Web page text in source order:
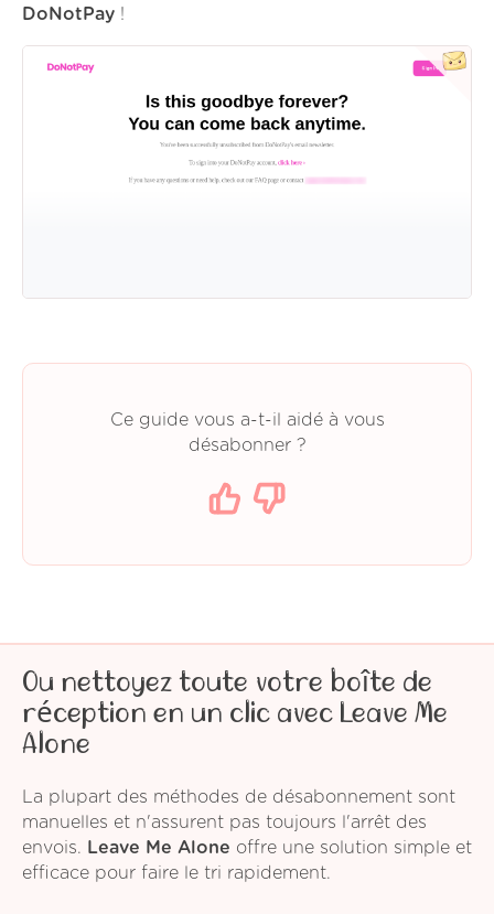
DoNotPay !
Ce guide vous a-t-il aidé à vous
désabonner ?
Ou nettoyez toute votre boîte de
réception en un clic avec Leave Me
Alone
La plupart des méthodes de désabonnement sont
manuelles et n'assurent pas toujours l'arrêt des
envois.
Leave Me Alone offre une solution simple et
efficace pour faire le tri rapidement.